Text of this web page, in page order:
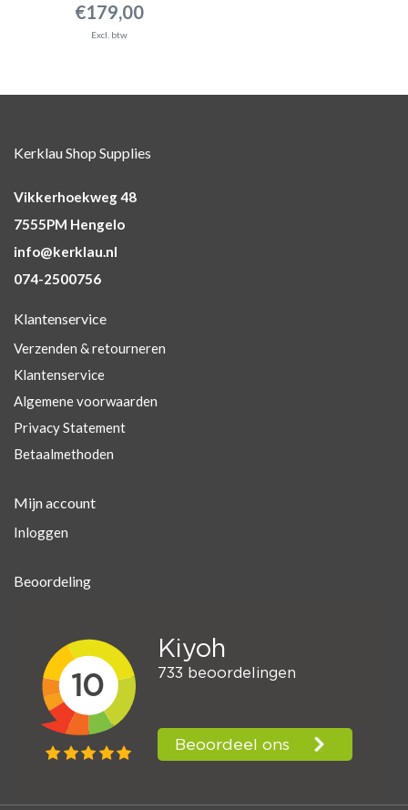
€179,00
Excl. btw
Kerklau Shop Supplies
Vikkerhoekweg 48
7555PM Hengelo
info@kerklau.nl
074-2500756
Klantenservice
Verzenden & retourneren
Klantenservice
Algemene voorwaarden
Privacy Statement
Betaalmethoden
Mijn account
Inloggen
Beoordeling